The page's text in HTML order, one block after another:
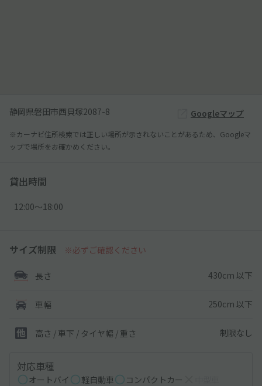
静岡県磐田市西貝塚2087-8 Googleマップ
※カーナビ住所検索では正しい場所が示されないことがあるため、Googleマ
ップで場所をお確かめください。
貸出時間
12:00〜18:00
サイズ制限 ※必ずご確認ください
長さ 430cm 以下
車幅 250cm 以下
高さ / 車下 / タイヤ幅 / 重さ 制限なし
対応車種
オートバイ 軽自動車 コンパクトカー